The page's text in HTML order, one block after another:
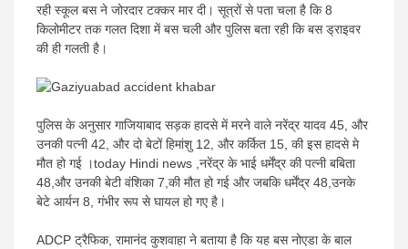
रही स्कूल बस ने जोरदार टक्कर मार दी। सूत्रों से पता चला है कि 8
किलोमीटर तक गलत दिशा में बस चली और पुलिस बता रही कि बस ड्राइवर
की ही गलती है।
पुलिस के अनुसार गाजियाबाद सड़क हादसे में मरने वाले नरेंद्र यादव 45, और
उनकी पत्नी 42, और दो बेटों हिमांशु 12, और कर्कित 15, की इस हादसे मे
मौत हो गई ।today Hindi news ,नरेंद्र के भाई धर्मेंद्र की पत्नी बबिता
48,और उनकी बेटी वंशिका 7,की मौत हो गई और जबकि धर्मेंद्र 48,उनके
बेटे आर्यन 8, गंभीर रूप से घायल हो गए है।
ADCP ट्रैफिक, रामानंद कुशवाहा ने बताया है कि यह बस नोएडा के बाल